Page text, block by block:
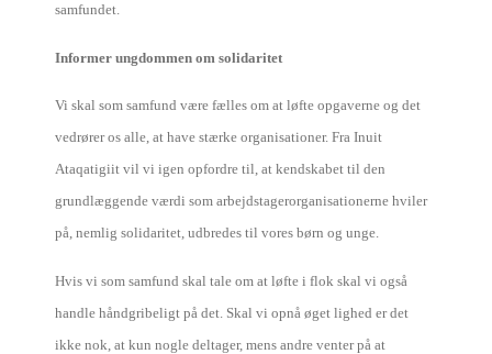
samfundet.
Informer ungdommen om solidaritet
Vi skal som samfund være fælles om at løfte opgaverne og det
vedrører os alle, at have stærke organisationer. Fra Inuit
Ataqatigiit vil vi igen opfordre til, at kendskabet til den
grundlæggende værdi som arbejdstagerorganisationerne hviler
på, nemlig solidaritet, udbredes til vores børn og unge.
Hvis vi som samfund skal tale om at løfte i flok skal vi også
handle håndgribeligt på det. Skal vi opnå øget lighed er det
ikke nok, at kun nogle deltager, mens andre venter på at